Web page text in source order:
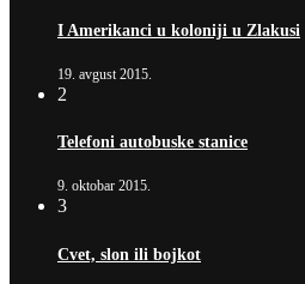
I Amerikanci u koloniji u Zlakusi
19. avgust 2015.
2
Telefoni autobuske stanice
9. oktobar 2015.
3
Cvet, slon ili bojkot